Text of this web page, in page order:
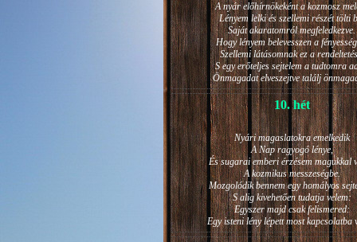
A nyár előhírnökeként a kozmosz
Lényem lelki és szellemi részét tölti
Saját akaratomról megfeledkezve.
Hogy lényem belevesszen a
Szellemi látásomnak ez a
S egy erőteljes sejtelem a tudtomra
Önmagadat elveszejtve találj
10. hét
Nyári magaslatokra emelkedik
A Nap ragyogó lénye,
És sugarai emberi érzésem magukkal
A kozmikus messzeségbe.
Mozgolódik bennem egy homályos
S alig kivehetően tudatja velem:
Egyszer majd csak felismered:
Egy isteni lény lépett most kapcsolatba